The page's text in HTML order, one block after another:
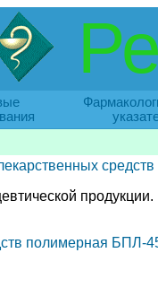
продукции.
полимерная